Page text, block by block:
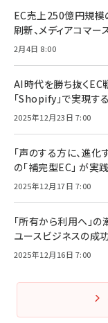
EC売上250億円規模
刷新、メディアコマー
2月4日 8:00
AI時代を勝ち抜くEC
「Shopify」で実現す
2025年12月23日 7:00
「声のする方に、進
の「補完型EC」 が実
2025年12月17日 7:00
「所有から利用へ」の
ユースビジネスの成
2025年12月16日 7:00